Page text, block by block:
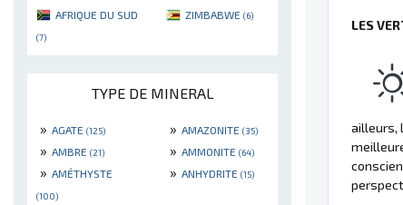
AFRIQUE DU SUD
(7)
ZIMBABWE (6)
TYPE DE MINERAL
» AGATE (125) » AMAZONITE (35)
» AMBRE (21) » AMMONITE (64)
» AMÉTHYSTE
(100)
» ANHYDRITE (15)
LES
ailleurs,